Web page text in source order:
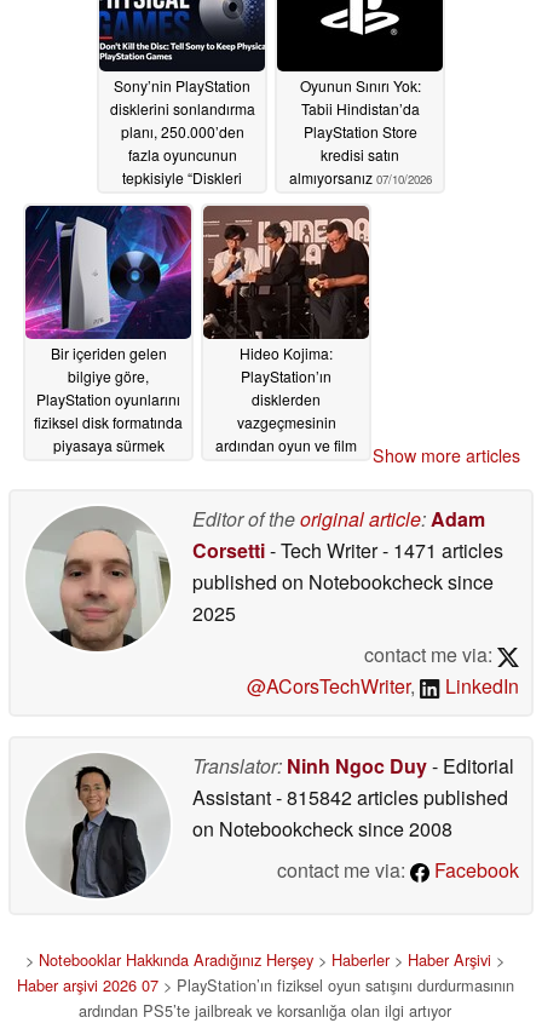
Sony’nin PlayStation
disklerini sonlandırma
planı, 250.000’den
fazla oyuncunun
tepkisiyle “Diskleri
imza kampanyasını
tetikledi07/10/2026
Oyunun Sınırı Yok:
Tabii Hindistan’da
PlayStation Store
kredisi satın
almıyorsanız 07/10/2026
Bir içeriden gelen
bilgiye göre,
PlayStation oyunlarını
fiziksel disk formatında
piyasaya sürmek
başarısız olacak
07/09/2026
Hideo Kojima:
PlayStation’ın
disklerden
vazgeçmesinin
ardından oyun ve film
tehlikeye girebilir
Show more articles
Editor of theoriginal article:Adam
Corsetti- Tech Writer- 1471 articles
published on Notebookchecksince
2025
contact me via:
@ACorsTechWriter, LinkedIn
Translator: Ninh Ngoc Duy- Editorial
Assistant- 815842 articles published
on Notebookchecksince 2008
contact me via:
Facebook
> Notebooklar Hakkında Aradığınız Herşey > Haberler> Haber Arşivi >
Haber arşivi 2026 07> PlayStation’ın fiziksel oyun satışını durdurmasının
ardından PS5’te jailbreak ve korsanlığa olan ilgi artıyor